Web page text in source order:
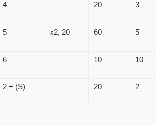
4 – 20 3
5 x2, 20 60 5
6 – 10 10
2 + (S) – 20 2